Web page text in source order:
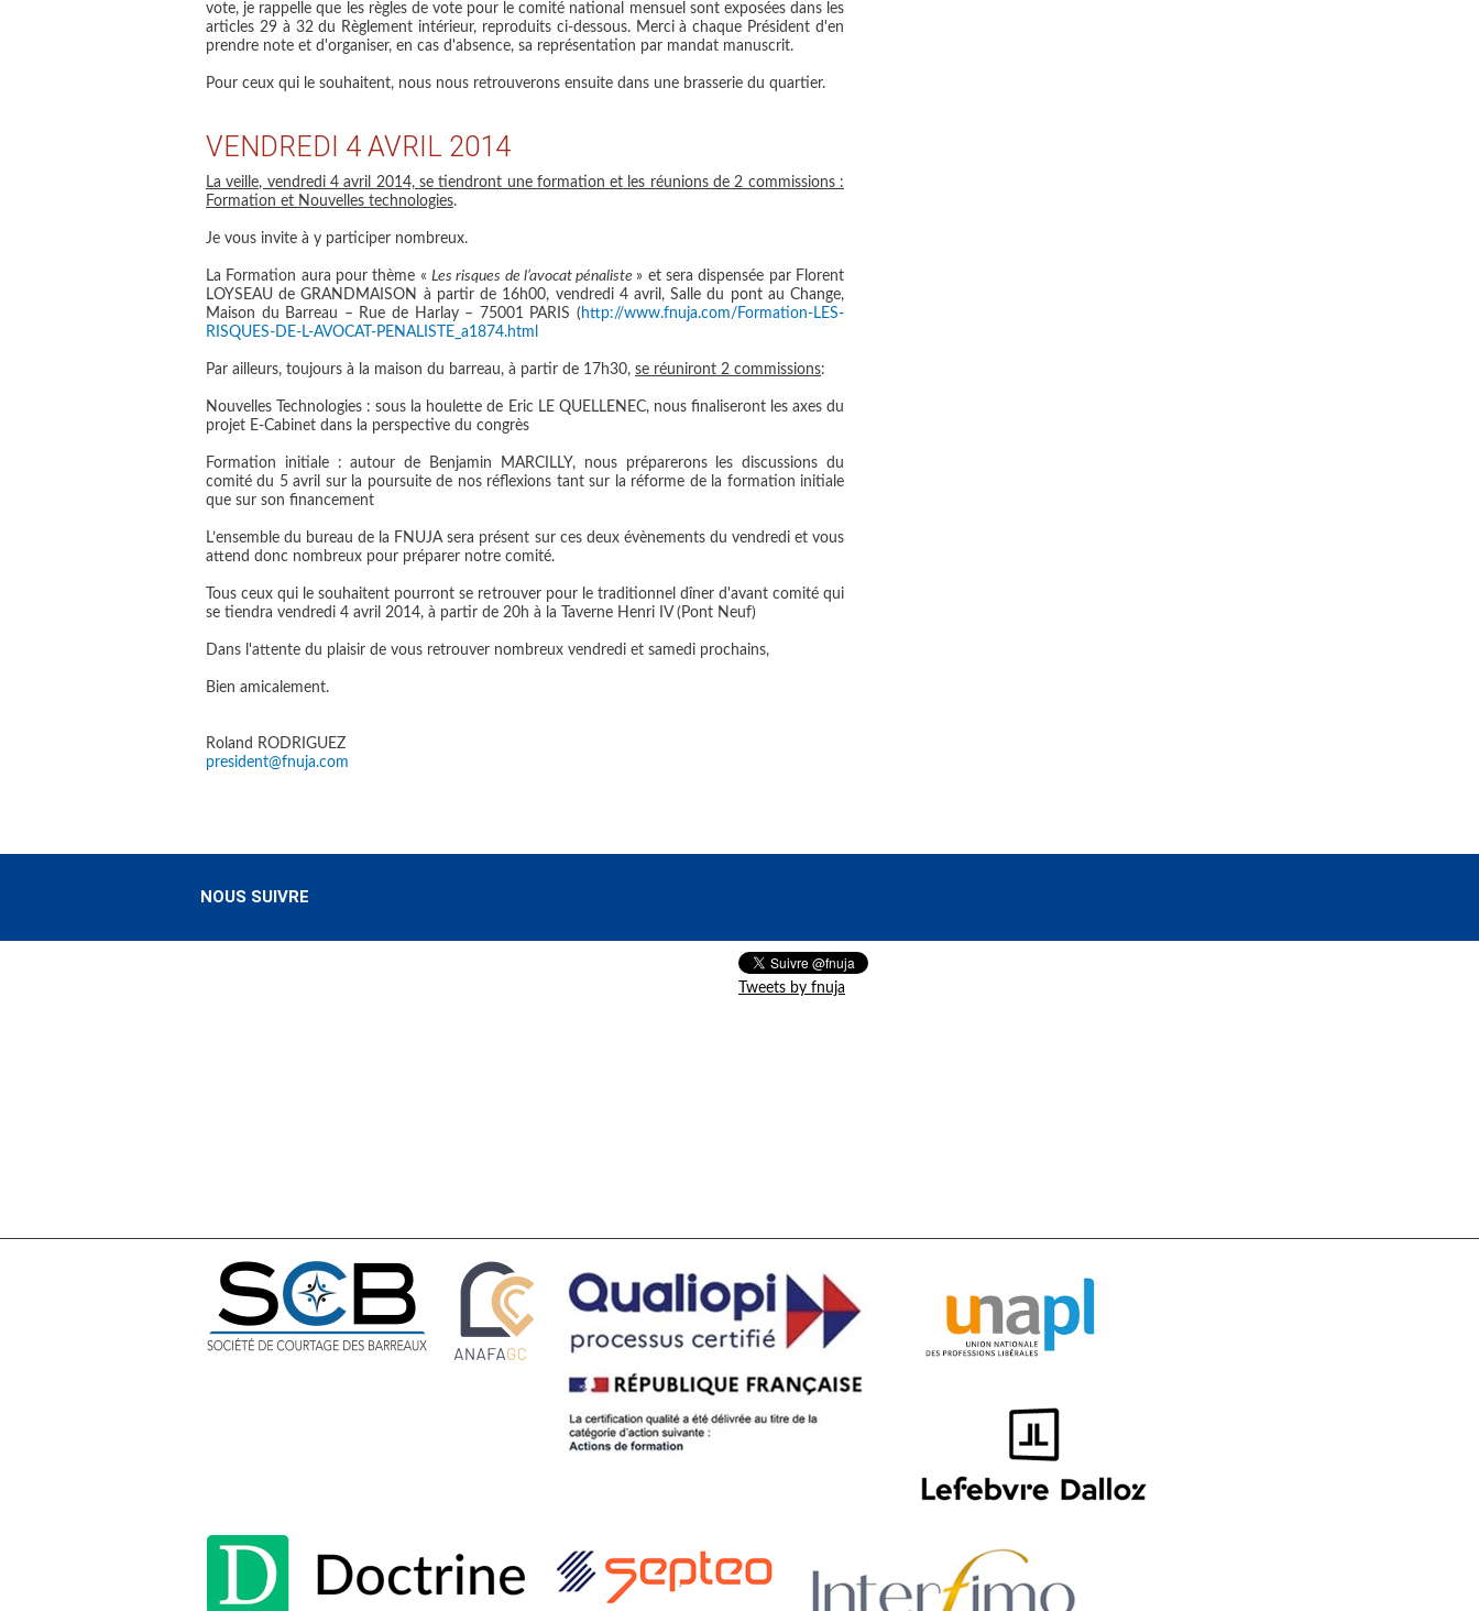
vote, je rappelle que les règles de vote pour le comité national mensuel sont exposées dans les
articles 29 à 32 du Règlement intérieur, reproduits ci-dessous. Merci à chaque Président d'en
prendre note et d'organiser, en cas d'absence, sa représentation par mandat manuscrit.
Pour ceux qui le souhaitent, nous nous retrouverons ensuite dans une brasserie du quartier.
VENDREDI 4 AVRIL 2014
La veille, vendredi 4 avril 2014, se tiendront une formation et les réunions de 2 commissions :
Formation et Nouvelles technologies.
Je vous invite à y participer nombreux.
La Formation aura pour thème « Les risques de l’avocat pénaliste » et sera dispensée par Florent
LOYSEAU de GRANDMAISON à partir de 16h00, vendredi 4 avril, Salle du pont au Change,
Maison du Barreau – Rue de Harlay – 75001 PARIS ( http://www.fnuja.com/Formation-LES-
RISQUES-DE-L-AVOCAT-PENALISTE_a1874.html
Par ailleurs, toujours à la maison du barreau, à partir de 17h30, se réuniront 2 commissions:
Nouvelles Technologies : sous la houlette de Eric LE QUELLENEC, nous finaliseront les axes du
projet E-Cabinet dans la perspective du congrès
Formation initiale: autour de Benjamin MARCILLY, nous préparerons les discussions du
comité du 5 avril sur la poursuite de nos réflexions tant sur la réforme de la formation initiale
que sur son financement
L’ensemble du bureau de la FNUJA sera présent sur ces deux évènements du vendredi et vous
attend donc nombreux pour préparer notre comité.
Tous ceux qui le souhaitent pourront se retrouver pour le traditionnel dîner d'avant comité qui
se tiendra vendredi 4 avril 2014, à partir de 20h à la Taverne Henri IV (Pont Neuf)
Dans l'attente du plaisir de vous retrouver nombreux vendredi et samedi prochains,
Bien amicalement.
Roland RODRIGUEZ
president@fnuja.com
NOUS SUIVRE
Tweets by fnuja